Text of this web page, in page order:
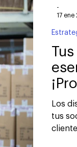
Los
tus
-
17 ene